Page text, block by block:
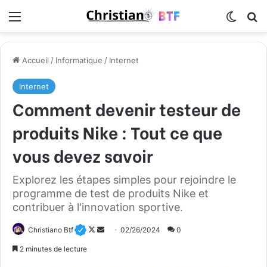
Accueil / Informatique / Internet
Internet
Comment devenir testeur de
produits Nike : Tout ce que
vous devez savoir
Explorez les étapes simples pour rejoindre le
programme de test de produits Nike et
contribuer à l'innovation sportive.
Christiano Btf
F
02/26/2024 0
2 minutes de lecture